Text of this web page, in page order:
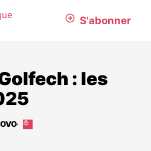
S'abonner
: les
Cet